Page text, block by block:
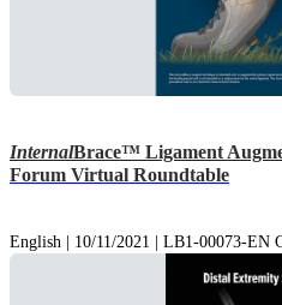
InternalBrace™ Ligament
Forum Virtual Roundtable
English | 10/11/2021 | LB1-00073-EN